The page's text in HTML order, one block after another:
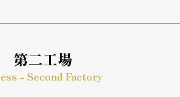
第二工場
- Second Factory